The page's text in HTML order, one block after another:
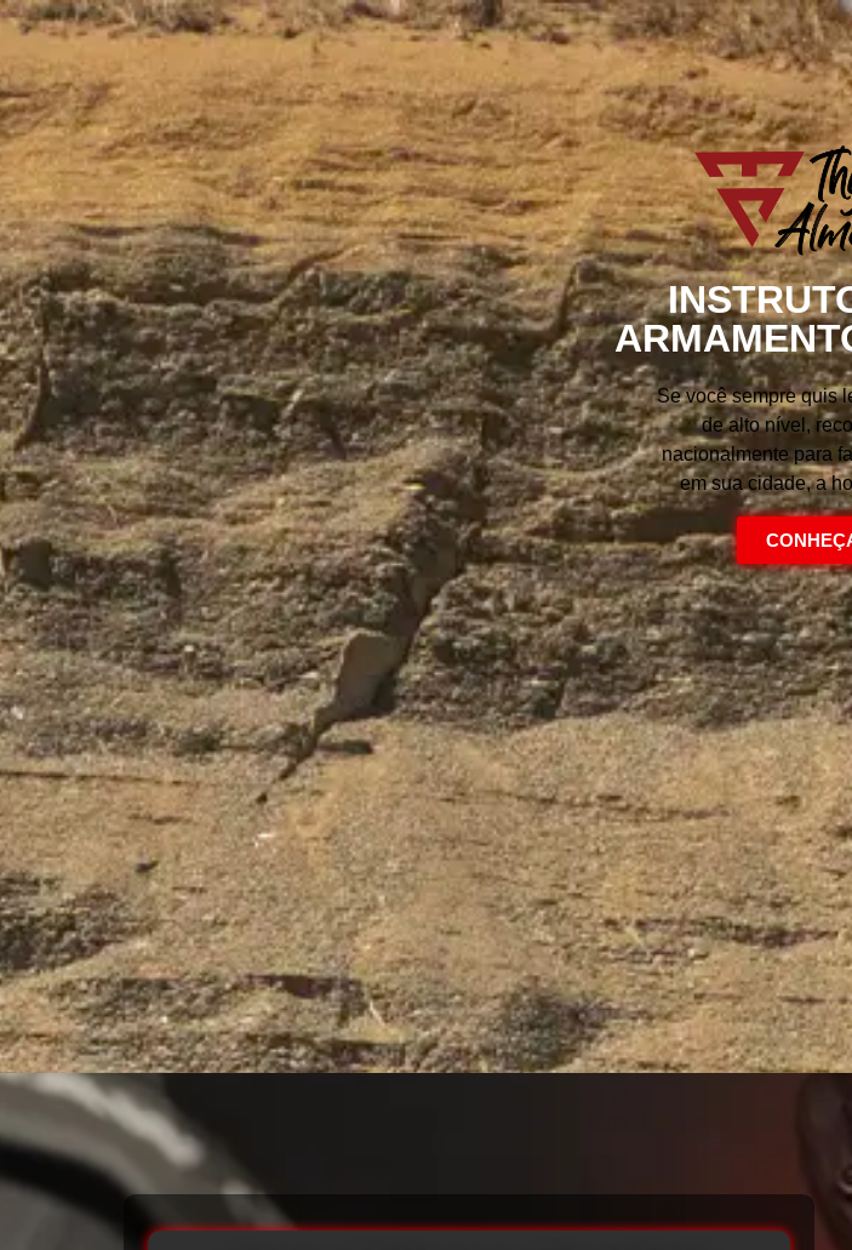
Se você sempre quis
de alto nível,
nacionalmente para
em sua cidade, a